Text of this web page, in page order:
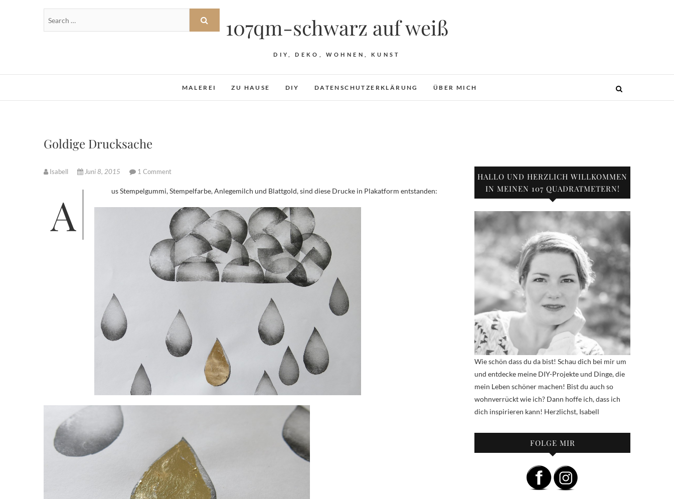
107qm-schwarz auf weiß
DIY, DEKO, WOHNEN, KUNST
MALEREI ZU HAUSE DIY DATENSCHUTZERKLÄRUNG ÜBER MICH
Goldige Drucksache
Isabell Juni 8, 2015 1 Comment
Aus Stempelgummi, Stempelfarbe, Anlegemilch und Blattgold, sind diese Drucke in Plakatform entstanden:
HALLO UND HERZLICH WILLKOMMEN
IN MEINEN 107 QUADRATMETERN!
Wie schön dass du da bist! Schau dich bei mir um
und entdecke meine DIY-Projekte und Dinge, die
mein Leben schöner machen! Bist du auch so
wohnverrückt wie ich? Dann hoffe ich, dass ich
dich inspirieren kann! Herzlichst, Isabell
FOLGE MIR